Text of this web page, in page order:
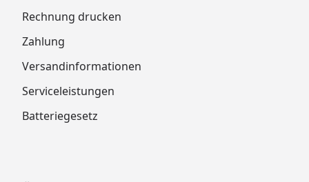
Rechnung drucken
Zahlung
Versandinformationen
Serviceleistungen
Batteriegesetz